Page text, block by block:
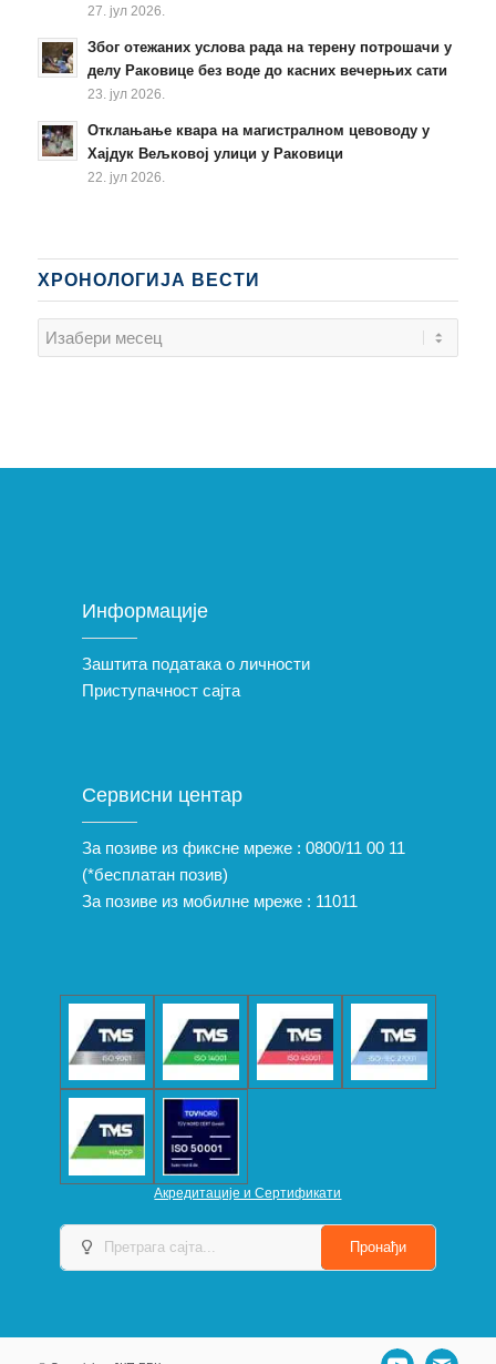
27. јул 2026.
Због отежаних услова рада на терену потрошачи у
делу Раковице без воде до касних вечерњих сати
23. јул 2026.
Отклањање квара на магистралном цевоводу у
Хајдук Вељковој улици у Раковици
22. јул 2026.
ХРОНОЛОГИЈА ВЕСТИ
Информације
Заштита података о личности
Приступачност сајта
Сервисни центар
За позиве из фиксне мреже : 0800/11 00 11
(*бесплатан позив)
За позиве из мобилне мреже : 11011
Акредитације и Сертификати